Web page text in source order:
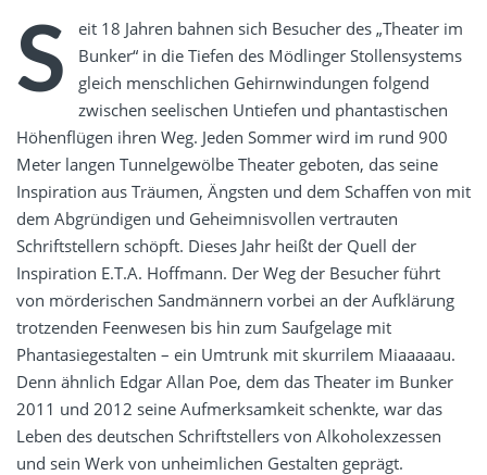
S
eit 18 Jahren bahnen sich Besucher des „Theater im
Bunker“ in die Tiefen des Mödlinger Stollensystems
gleich menschlichen Gehirnwindungen folgend
zwischen seelischen Untiefen und phantastischen
Höhenflügen ihren Weg. Jeden Sommer wird im rund 900
Meter langen Tunnelgewölbe Theater geboten, das seine
Inspiration aus Träumen, Ängsten und dem Schaffen von mit
dem Abgründigen und Geheimnisvollen vertrauten
Schriftstellern schöpft. Dieses Jahr heißt der Quell der
Inspiration E.T.A. Hoffmann. Der Weg der Besucher führt
von mörderischen Sandmännern vorbei an der Aufklärung
trotzenden Feenwesen bis hin zum Saufgelage mit
Phantasiegestalten – ein Umtrunk mit skurrilem Miaaaaau.
Denn ähnlich Edgar Allan Poe, dem das Theater im Bunker
2011 und 2012 seine Aufmerksamkeit schenkte, war das
Leben des deutschen Schriftstellers von Alkoholexzessen
und sein Werk von unheimlichen Gestalten geprägt.